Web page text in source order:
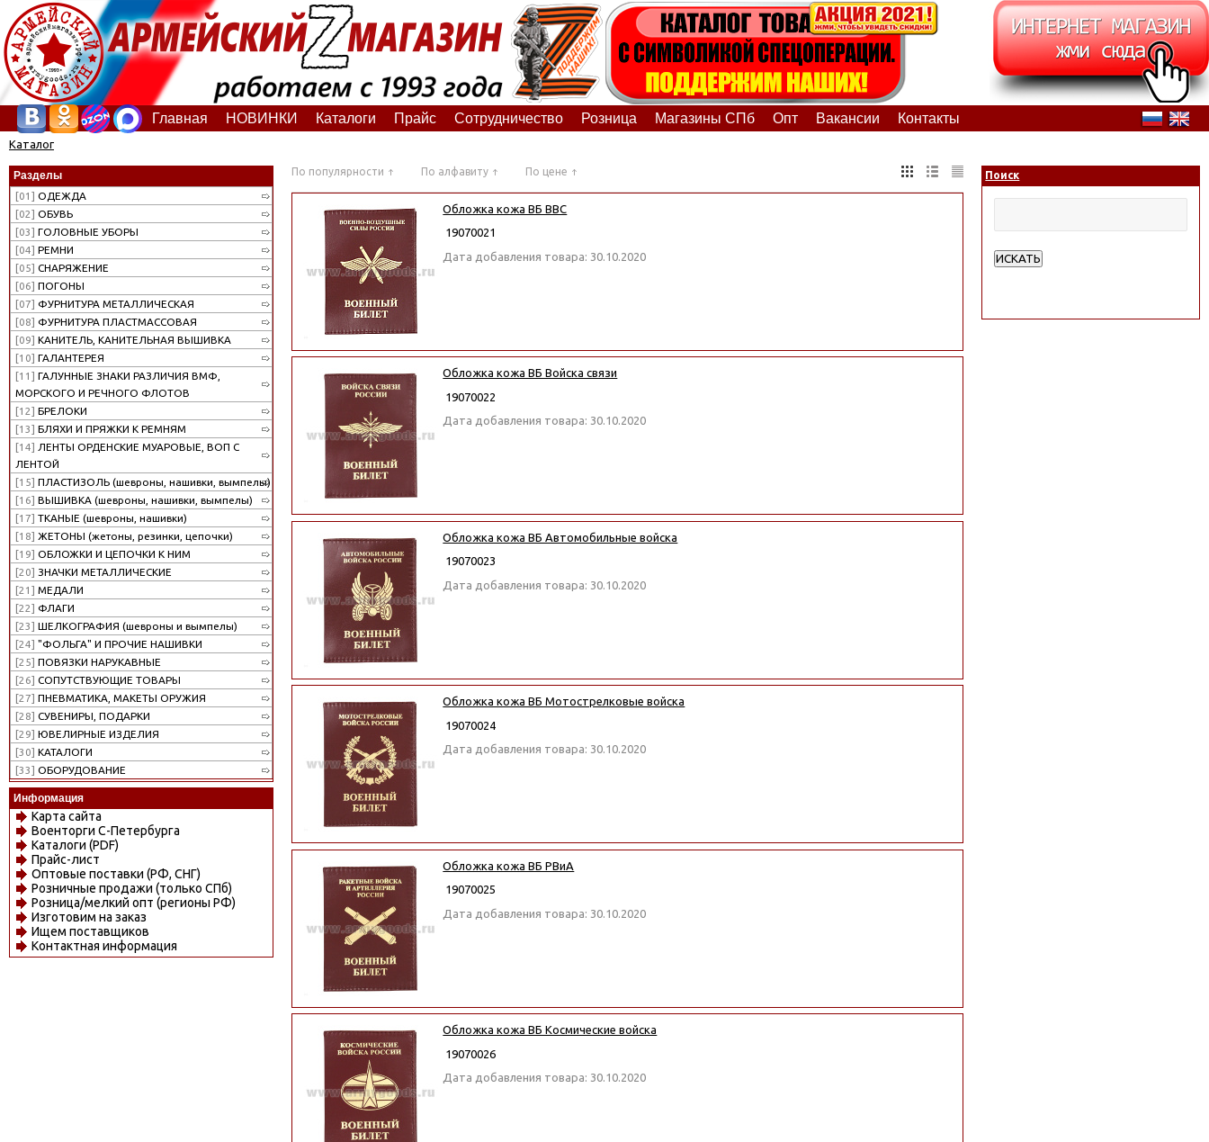
Главная НОВИНКИ Каталоги Прайс Сотрудничество Розница Магазины СПб Опт Вакансии Контакты
Каталог
Разделы
[01] ОДЕЖДА
[02] ОБУВЬ
[03] ГОЛОВНЫЕ УБОРЫ
[04] РЕМНИ
[05] СНАРЯЖЕНИЕ
[06] ПОГОНЫ
[07] ФУРНИТУРА МЕТАЛЛИЧЕСКАЯ
[08] ФУРНИТУРА ПЛАСТМАССОВАЯ
[09] КАНИТЕЛЬ, КАНИТЕЛЬНАЯ ВЫШИВКА
[10] ГАЛАНТЕРЕЯ
[11] ГАЛУННЫЕ ЗНАКИ РАЗЛИЧИЯ ВМФ,
МОРСКОГО И РЕЧНОГО ФЛОТОВ
[12] БРЕЛОКИ
[13] БЛЯХИ И ПРЯЖКИ К РЕМНЯМ
[14] ЛЕНТЫ ОРДЕНСКИЕ МУАРОВЫЕ, ВОП С
ЛЕНТОЙ
[15] ПЛАСТИЗОЛЬ (шевроны, нашивки, вымпелы)
[16] ВЫШИВКА (шевроны, нашивки, вымпелы)
[17] ТКАНЫЕ (шевроны, нашивки)
[18] ЖЕТОНЫ (жетоны, резинки, цепочки)
[19] ОБЛОЖКИ И ЦЕПОЧКИ К НИМ
[20] ЗНАЧКИ МЕТАЛЛИЧЕСКИЕ
[21] МЕДАЛИ
[22] ФЛАГИ
[23] ШЕЛКОГРАФИЯ (шевроны и вымпелы)
[24] "ФОЛЬГА" И ПРОЧИЕ НАШИВКИ
[25] ПОВЯЗКИ НАРУКАВНЫЕ
[26] СОПУТСТВУЮЩИЕ ТОВАРЫ
[27] ПНЕВМАТИКА, МАКЕТЫ ОРУЖИЯ
[28] СУВЕНИРЫ, ПОДАРКИ
[29] ЮВЕЛИРНЫЕ ИЗДЕЛИЯ
[30] КАТАЛОГИ
[33] ОБОРУДОВАНИЕ
Информация
Карта сайта
Военторги С-Петербурга
Каталоги (PDF)
Прайс-лист
Оптовые поставки (РФ, СНГ)
Розничные продажи (только СПб)
Розница/мелкий опт (регионы РФ)
Изготовим на заказ
Ищем поставщиков
Контактная информация
По популярности По алфавиту По цене
Обложка кожа ВБ ВВС
19070021
Дата добавления товара: 30.10.2020
Обложка кожа ВБ Войска связи
19070022
Дата добавления товара: 30.10.2020
Обложка кожа ВБ Автомобильные войска
19070023
Дата добавления товара: 30.10.2020
Обложка кожа ВБ Мотострелковые войска
19070024
Дата добавления товара: 30.10.2020
Обложка кожа ВБ РВиА
19070025
Дата добавления товара: 30.10.2020
Обложка кожа ВБ Космические войска
19070026
Дата добавления товара: 30.10.2020
Поиск
ИСКАТЬ